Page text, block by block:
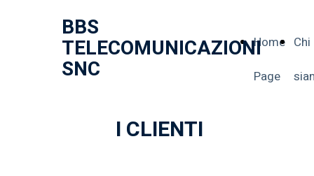
BBS
TELECOMUNICAZIONI
SNC
Home
Page
Chi
I CLIENTI